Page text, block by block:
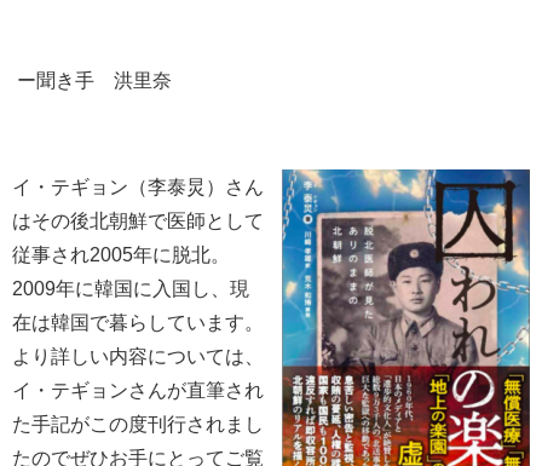
ー聞き手 洪里奈
イ・テギョン（李泰炅）
さん
はその後北朝鮮で医師として
従事され2005年に脱北。
2009年に韓国に入国し、現
在は韓国で暮らしています。
より詳しい内容については、
イ・テギョンさんが直筆され
た手記がこの度刊行されまし
たのでぜひお手にとってご覧